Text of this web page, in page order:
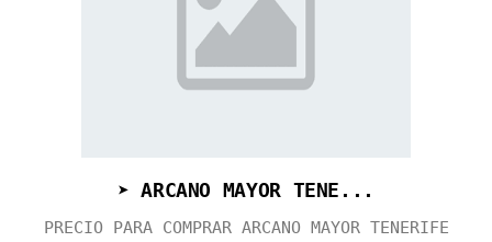
➤ ARCANO MAYOR TENE...
PRECIO PARA COMPRAR ARCANO MAYOR TENERIFE